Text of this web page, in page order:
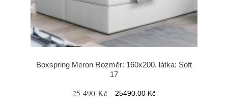
Boxspring Meron Rozměr: 160x200, látka: Soft
17
25 490 Kč 25490.00 Kč